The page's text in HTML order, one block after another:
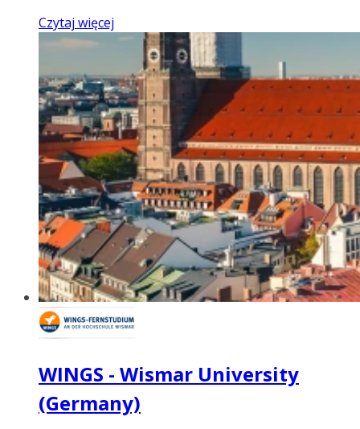
Czytaj więcej
WINGS - Wismar University
(Germany)